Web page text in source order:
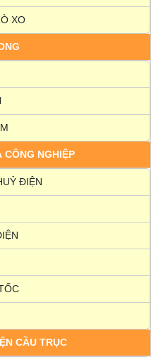
XO
CÔNG NGHIỆP
ĐIỆN
CẦU TRỤC